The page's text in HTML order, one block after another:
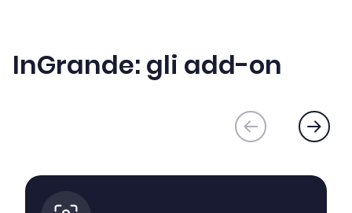
InGrande: gli add-on